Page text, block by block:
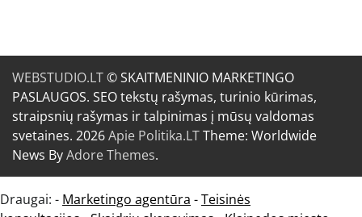
WEBSTUDIO.LT© SKAITMENINIO MARKETINGO
PASLAUGOS. SEO tekstų rašymas, turinio kūrimas,
straipsnių rašymas ir talpinimas į mūsų valdomas
svetaines. 2026Apie Politika.LTTheme: Worldwide
News ByAdore Themes.
Draugai: - Marketingo agentūra -Teisinės